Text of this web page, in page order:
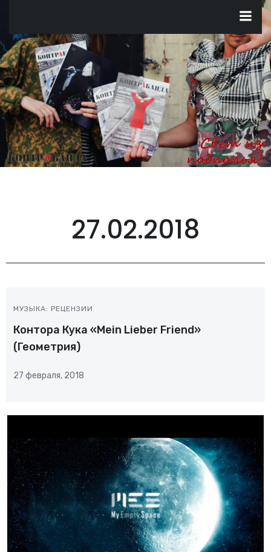
содержимому
27.02.2018
МУЗЫКА: РЕЦЕНЗИИ
Контора Кука «Mein Lieber Friend»
(Геометрия)
27 февраля, 2018